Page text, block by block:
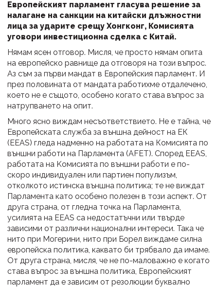
Европейският парламент гласува решение за
налагане на санкции на китайски длъжностни
лица за ударите срещу Хонгконг, Комисията
уговори инвестиционна сделка с Китай.
Нямам ясен отговор. Мисля, че просто нямам опита
на европейско равнище да отговоря на този въпрос.
Аз съм за първи мандат в Европейския парламент. И
през половината от мандата работихме отдалечено,
което не е същото, особено когато става въпрос за
натрупването на опит.
Много ясно виждам несъответствието. Не е тайна, че
Европейската служба за външна дейност на ЕК
(EEAS) гледа надменно на работата на Комисията по
външни работи на Парламента (AFET). Според EEAS,
работата на Kомисията по външни работи е по-
скоро индивидуален или партиен популизъм,
отколкото истинска външна политика; те не виждат
Парламента като особено полезен в този аспект. От
друга страна, от гледна точка на Парламента,
усилията на EEAS са недостатъчни или твърде
зависими от различни национални интереси. Така че
нито при Могерини, нито при Борел виждаме силна
европейска политика, каквато би трябвало да имаме.
От друга страна, мисля, че не по-маловажно е когато
става въпрос за външна политика, Европейският
парламент да е зависим от резолюции буквално